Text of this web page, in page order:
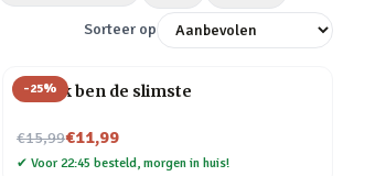
Sorteer op
-25%
Mok Ik ben de slimste
€15,99
Nu voor€11,99
✔ Voor 22:45 besteld, morgen in huis!